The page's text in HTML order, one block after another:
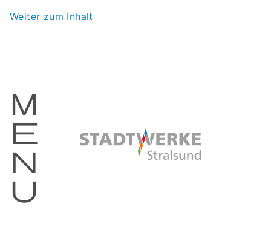
Weiter zum Inhalt
m
e
n
u